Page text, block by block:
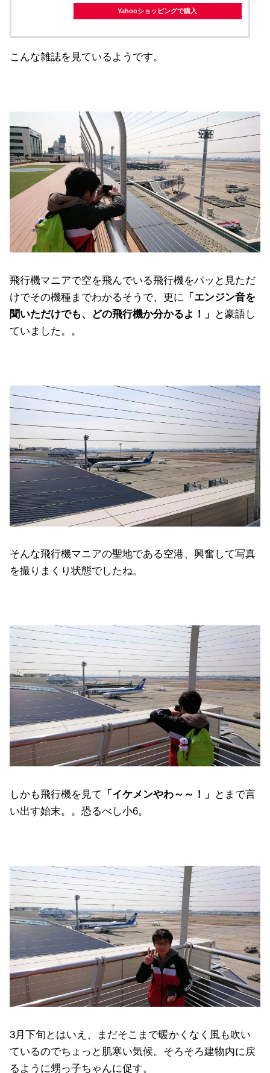
Yahooショッピングで購入
こんな雑誌を見ているようです。
飛行機マニアで空を飛んでいる飛行機をパッと見ただ
けでその機種までわかるそうで、更に 「エンジン音を
聞いただけでも、どの飛行機か分かるよ！」
と豪語し
ていました。。
そんな飛行機マニアの聖地である空港、興奮して写真
を撮りまくり状態でしたね。
しかも飛行機を見て 「イケメンやわ～～！」
とまで言
い出す始末。。恐るべし小6。
3月下旬とはいえ、まだそこまで暖かくなく風も吹い
ているのでちょっと肌寒い気候。そろそろ建物内に戻
るように甥っ子ちゃんに促す。